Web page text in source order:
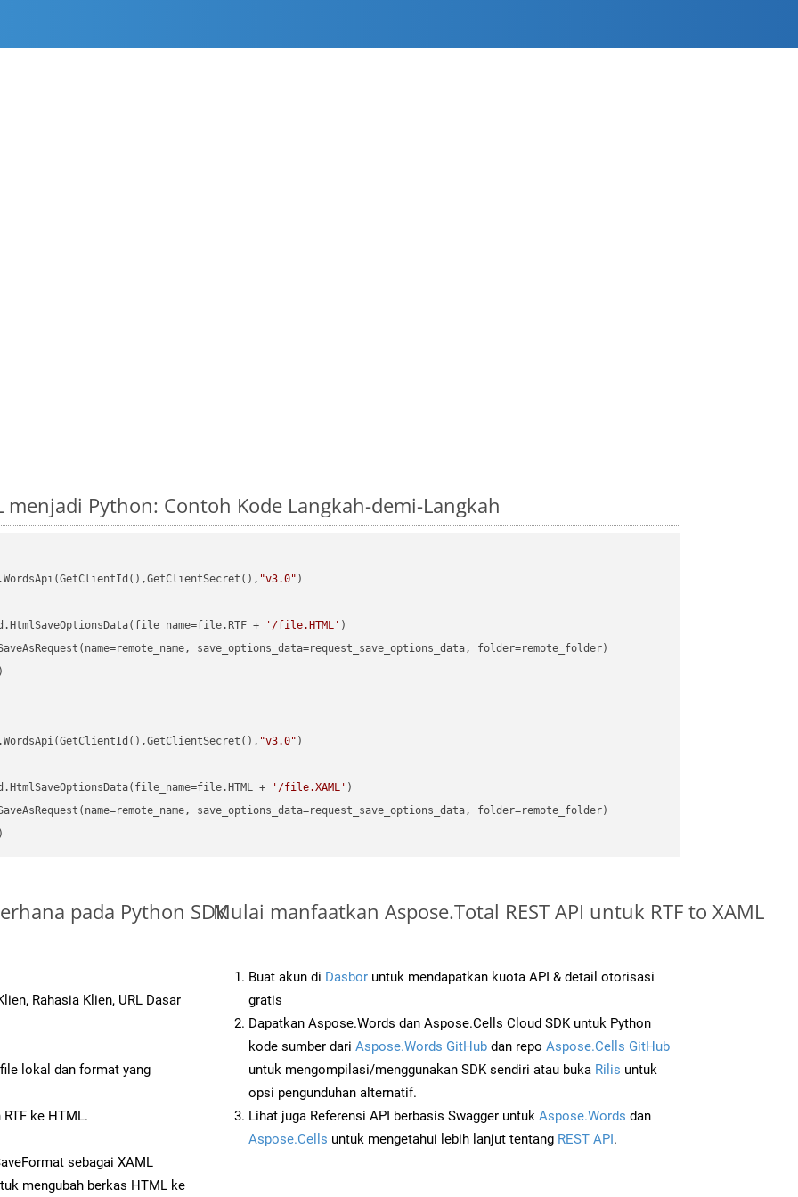
menjadi Python: Contoh Kode Langkah-demi-Langkah
"v3.0" )
+ '/file.HTML'
"v3.0" )
+ '/file.XAML'
pada Python SDK
Rahasia Klien, URL Dasar
lokal dan format yang
ke HTML.
sebagai XAML
mengubah berkas HTML ke
Mulai manfaatkan Aspose.Total REST API untuk RTF to XAML
Buat akun di Dasbor untuk mendapatkan kuota API & detail otorisasi
gratis
Dapatkan Aspose.Words dan Aspose.Cells Cloud SDK untuk Python
kode sumber dari Aspose.Words GitHub dan repo Aspose.Cells GitHub
untuk mengompilasi/menggunakan SDK sendiri atau buka Rilis untuk
opsi pengunduhan alternatif.
Lihat juga Referensi API berbasis Swagger untuk Aspose.Words dan
Aspose.Cells untuk mengetahui lebih lanjut tentang REST API.